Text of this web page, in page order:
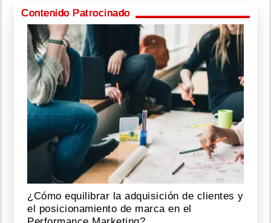
Contenido Patrocinado
¿Cómo equilibrar la adquisición de clientes y
el posicionamiento de marca en el